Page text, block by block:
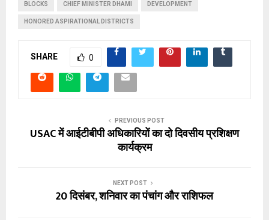
BLOCKS CHIEF MINISTER DHAMI DEVELOPMENT
HONORED ASPIRATIONAL DISTRICTS
SHARE 0
PREVIOUS POST
USAC में आईटीबीपी अधिकारियों का दो दिवसीय प्रशिक्षण
कार्यक्रम
NEXT POST
20 दिसंबर, शनिवार का पंचांग और राशिफल